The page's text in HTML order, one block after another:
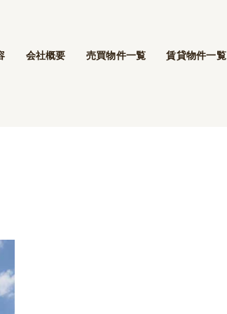
会社概要 売買物件一覧 賃貸物件一覧